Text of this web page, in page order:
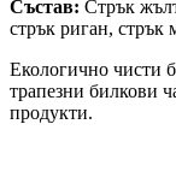
Състав: Стрък
стрък риган, стрък
Екологично чисти
трапезни билкови
продукти.